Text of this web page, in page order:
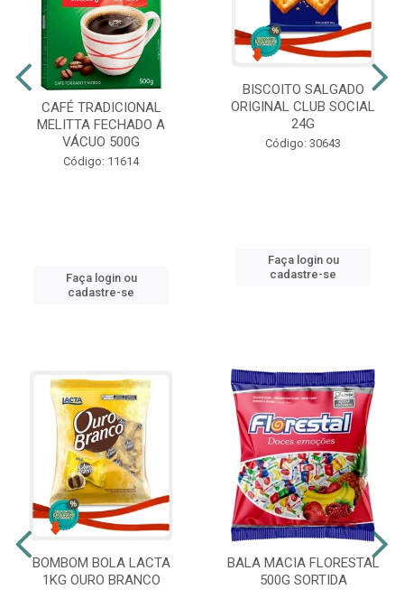
CAFÉ TRADICIONAL
MELITTA FECHADO A
VÁCUO 500G
Código: 11614
Faça login ou
cadastre-se
BISCOITO SALGADO
ORIGINAL CLUB SOCIAL
24G
Código: 30643
Faça login ou
cadastre-se
BOMBOM BOLA LACTA
1KG OURO BRANCO
BALA MACIA FLORESTAL
500G SORTIDA